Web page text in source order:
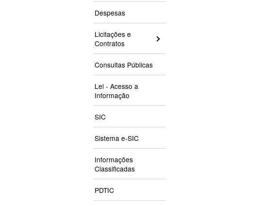
Despesas
Licitações e
Contratos
Consultas Públicas
Lei - Acesso a
Informação
SIC
Sistema e-SIC
Informações
Classificadas
PDTIC